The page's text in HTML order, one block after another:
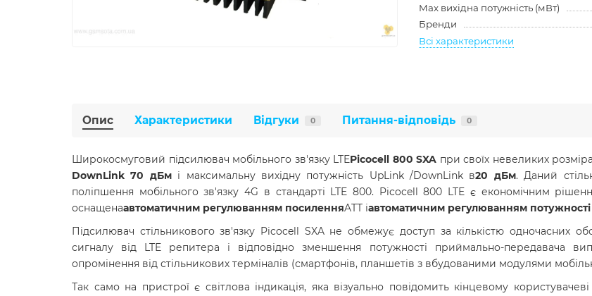
Max вихідна потужність (мВт)
Бренди
Всі характеристики
Опис Характеристики Відгуки 0 Питання-відповідь 0
Широкосмуговий підсилювач мобільного зв'язку LTEPicocell 800 SXA при своїх невеликих
DownLink 70 дБмі максимальну вихідну потужність UpLink /DownLink в20 дБм. Даний
поліпшення мобільного зв'язку 4G в стандарті LTE 800. Picocell 800 LTE є економічним
оснащенаавтоматичним регулюванням посиленняATT іавтоматичним регулюванням потужності
Підсилювач стільникового зв'язку Picocell SXA не обмежує доступ за кількістю одночасних
сигналу від LTE репитера і відповідно зменшення потужності приймально-передавача
опромінення від стільникових терміналів (смартфонів, планшетів з вбудованими модулями
Так само на пристрої є світлова індикація, яка візуально повідомить кінцевому